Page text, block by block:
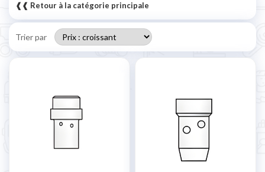
❰❰ Retour à la catégorie principale
Trier par